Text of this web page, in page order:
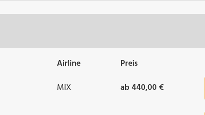
Airline Preis
MIX ab 440,00 €